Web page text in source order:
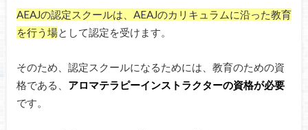
AEAJの認定スクールは、AEAJのカリキュラムに沿った教育
を行う場として認定を受けます。
そのため、認定スクールになるためには、教育のための資
格である、 アロマテラピーインストラクターの資格が必要
です。